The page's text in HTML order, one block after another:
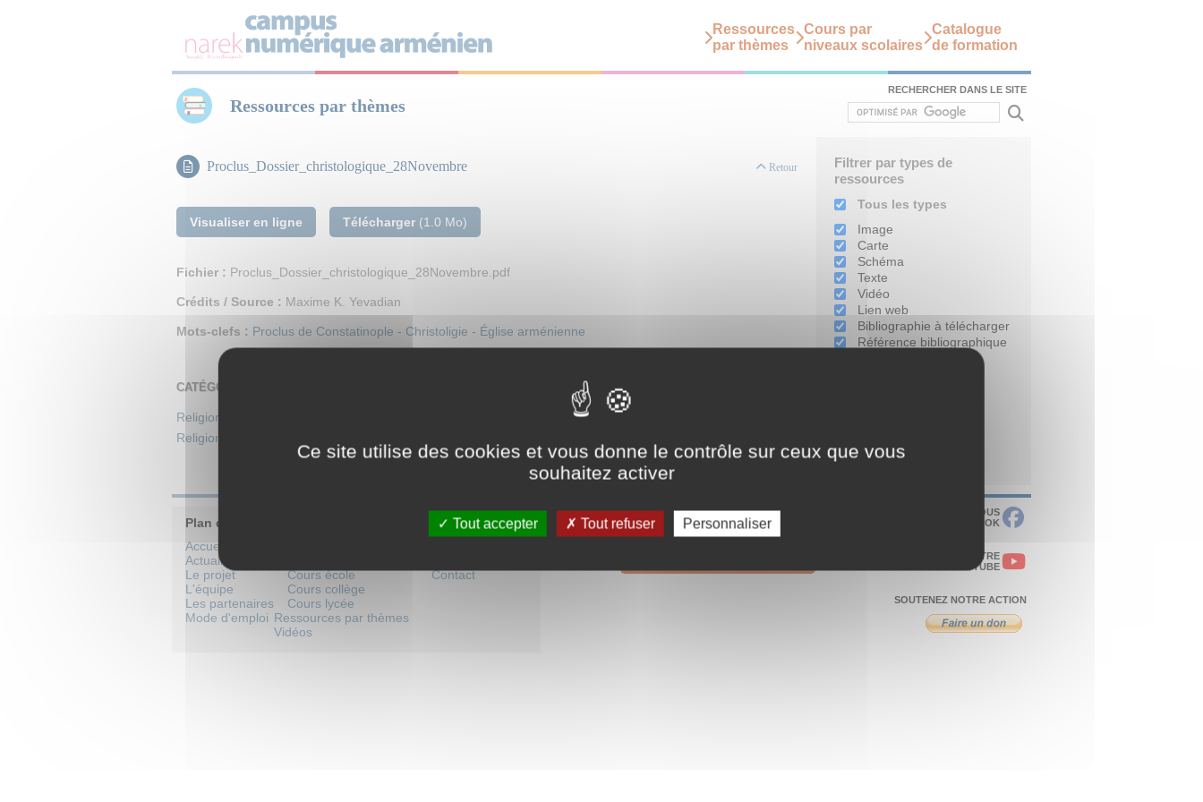
Ressources
par thèmes
Cours par
niveaux scolaires
Catalogue
de formation
Ressources par thèmes
RECHERCHER DANS LE SITE
Proclus_Dossier_christologique_28Novembre Retour
Visualiser en ligne Télécharger (1.0 Mo)
Fichier : Proclus_Dossier_christologique_28Novembre.pdf
Crédits / Source : Maxime K. Yevadian
Mots-clefs : Proclus de Constatinople - Christoligie - Église arménienne
CATÉGORIES
Religion & spiritualité
Religion & spiritualité
Filtrer par types de
ressources
Tous les types
Image
Carte
Schéma
Texte
Vidéo
Lien web
Bibliographie à télécharger
Référence bibliographique
Plan du site
Accueil
Actualités
Le projet
L'équipe
Les partenaires
Mode d'emploi
Cours école
Cours collège
Cours lycée
Ressources par thèmes
Vidéos
Contact
Newsletter mensuelle
RETROUVEZ-NOUS
SUR FACEBOOK
VISITEZ NOTRE
CHAÎNE YOUTUBE
SOUTENEZ NOTRE ACTION
Ce site utilise des cookies et vous donne le contrôle sur ceux que vous
souhaitez activer
Tout accepter Tout refuser Personnaliser